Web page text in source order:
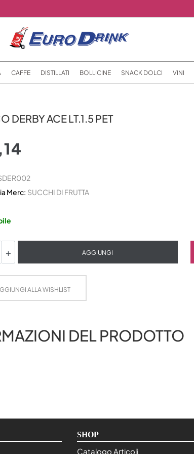
CAFFE DISTILLATI BOLLICINE SNACK DOLCI VINI
DERBY ACE LT.1.5 PET
Merc: SUCCHI DI FRUTTA
AGGIUNGI
ALLA WISHLIST
DEL PRODOTTO
SHOP
Catalogo Articoli